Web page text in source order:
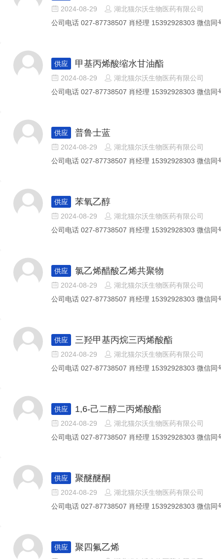
 2024-08-29  湖北猫尔沃生物医药有限公司
公司电话 027-87738507 肖经理 15392928303 微信同
供应 甲基丙烯酸缩水甘油酯
 2024-08-29  湖北猫尔沃生物医药有限公司
公司电话 027-87738507 肖经理 15392928303 微信同
供应 普鲁士蓝
 2024-08-29  湖北猫尔沃生物医药有限公司
公司电话 027-87738507 肖经理 15392928303 微信同
供应 苯氧乙醇
 2024-08-29  湖北猫尔沃生物医药有限公司
公司电话 027-87738507 肖经理 15392928303 微信同
供应 氯乙烯醋酸乙烯共聚物
 2024-08-29  湖北猫尔沃生物医药有限公司
公司电话 027-87738507 肖经理 15392928303 微信同
供应 三羟甲基丙烷三丙烯酸酯
 2024-08-29  湖北猫尔沃生物医药有限公司
公司电话 027-87738507 肖经理 15392928303 微信同
供应 1,6-己二醇二丙烯酸酯
 2024-08-29  湖北猫尔沃生物医药有限公司
公司电话 027-87738507 肖经理 15392928303 微信同
供应 聚醚醚酮
 2024-08-29  湖北猫尔沃生物医药有限公司
公司电话 027-87738507 肖经理 15392928303 微信同
供应 聚四氟乙烯